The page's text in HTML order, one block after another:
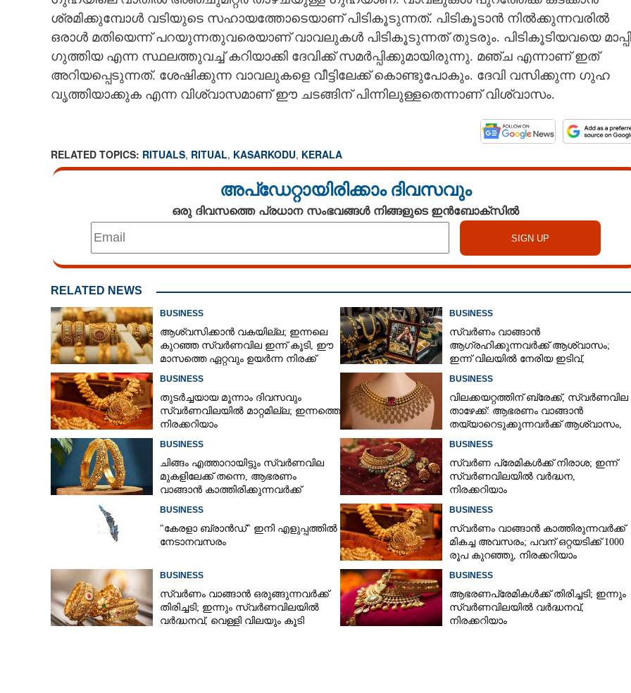
ശ്രമിക്കുമ്പോൾ വടിയുടെ സഹായത്തോടെയാണ് പിടികൂടുന്നത്. പിടികൂടാൻ നിൽക്കുന്നവരിൽ
ഒരാൾ മതിയെന്ന് പറയുന്നതുവരെയാണ് വാവലുകൾ പിടികൂടുന്നത് തുടരും. പിടികൂടിയവയെ
ഗുത്തിയ എന്ന സ്ഥലത്തുവച്ച് കറിയാക്കി ദേവിക്ക് സമർപ്പിക്കുമായിരുന്നു. മഞ്ച എന്നാണ് ഇത്
അറിയപ്പെടുന്നത്. ശേഷിക്കുന്ന വാവലുകളെ വീട്ടിലേക്ക് കൊണ്ടുപോകും. ദേവി വസിക്കുന്ന ഗുഹ
വൃത്തിയാക്കുക എന്ന വിശ്വാസമാണ് ഈ ചടങ്ങിന് പിന്നിലുള്ളതെന്നാണ് വിശ്വാസം.
RELATED TOPICS: RITUALS, RITUAL, KASARKODU, KERALA
അപ്ഡേറ്റായിരിക്കാം ദിവസവും
ഒരു ദിവസത്തെ പ്രധാന സംഭവങ്ങൾ നിങ്ങളുടെ ഇൻബോക്സിൽ
RELATED NEWS
BUSINESS
ആശ്വസിക്കാൻ വകയില്ല; ഇന്നലെ
കുറഞ്ഞ സ്വർണവില ഇന്ന് കൂടി, ഈ
മാസത്തെ ഏറ്റവും ഉയർന്ന നിരക്ക്
BUSINESS
സ്വർണം വാങ്ങാൻ
ആഗ്രഹിക്കുന്നവർക്ക് ആശ്വാസം;
ഇന്ന് വിലയിൽ നേരിയ ഇടിവ്,
BUSINESS
തുടർച്ചയായ മൂന്നാം ദിവസവും
സ്വർണവിലയിൽ മാറ്റമില്ല; ഇന്നത്തെ
നിരക്കറിയാം
BUSINESS
വിലക്കയറ്റത്തിന് ബ്രേക്ക്, സ്വർണവില
താഴേക്ക്: ആഭരണം വാങ്ങാൻ
തയ്യാറെടുക്കുന്നവർക്ക് ആശ്വാസം,
BUSINESS
ചിങ്ങം എത്താറായിട്ടും സ്വർണവില
മുകളിലേക്ക് തന്നെ,​ ആഭരണം
വാങ്ങാൻ കാത്തിരിക്കുന്നവർക്ക്
BUSINESS
സ്വർണ പ്രേമികൾക്ക് നിരാശ; ഇന്ന്
സ്വർണവിലയിൽ വർദ്ധന,
നിരക്കറിയാം
BUSINESS
"കേരളാ ബ്രാൻഡ്" ഇനി എളുപ്പത്തിൽ
നേടാനവസരം
BUSINESS
സ്വർണം വാങ്ങാൻ കാത്തിരുന്നവർക്ക്
മികച്ച അവസരം; പവന് ഒറ്റയടിക്ക് 1000
രൂപ കുറഞ്ഞു, നിരക്കറിയാം
BUSINESS
സ്വർണം വാങ്ങാൻ ഒരുങ്ങുന്നവർക്ക്
തിരിച്ചടി; ഇന്നും സ്വർണവിലയിൽ
വർദ്ധനവ്, വെള്ളി വിലയും കൂടി
BUSINESS
ആഭരണപ്രേമികൾക്ക് തിരിച്ചടി; ഇന്നും
സ്വർണവിലയിൽ വർദ്ധനവ്,
നിരക്കറിയാം
വാവലുകളെ കറിവച്ച് ദേവിക്ക്
നൈവേദ്യമാക്കും, കേരളത്തിലെ അപൂർവ